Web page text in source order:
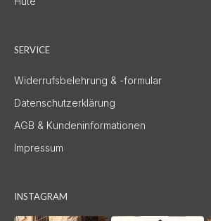
SERVICE
Widerrufsbelehrung & -formular
Datenschutzerklärung
AGB & Kundeninformationen
Impressum
INSTAGRAM